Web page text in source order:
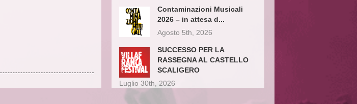
Contaminazioni Musicali
2026 – in attesa d...
Agosto 5th, 2026
SUCCESSO PER LA
RASSEGNA AL CASTELLO
SCALIGERO
Luglio 30th, 2026